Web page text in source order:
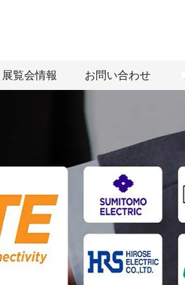
展覧会情報 お問い合わせ